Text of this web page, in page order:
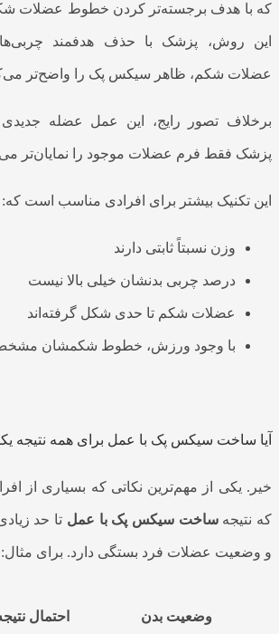
که با هدف برجسته‌تر کردن خطوط عضلات
این روش، پزشک با حذف هدفمند
عضلات شکم، ظاهر سیکس پک را واضح‌تر
برخلاف تصور رایج، این عمل عضله
پزشک فقط فرم عضلات موجود را نمایان‌تر
این تکنیک بیشتر برای افرادی مناسب است که:
وزن نسبتاً ثابتی دارند
درصد چربی بدنشان خیلی بالا نیست
عضلات شکم تا حدی شکل گرفته‌اند
با وجود ورزش، خطوط شکمشان
آیا ساخت سیکس پک با عمل برای همه نتیجه
خیر. یکی از مهم‌ترین نکاتی که بسیاری از
که نتیجهساخت سیکس پک با عمل تا حد
و وضعیت عضلات فرد بستگی دارد. برای مثال:
وضعیت بدن احتمال